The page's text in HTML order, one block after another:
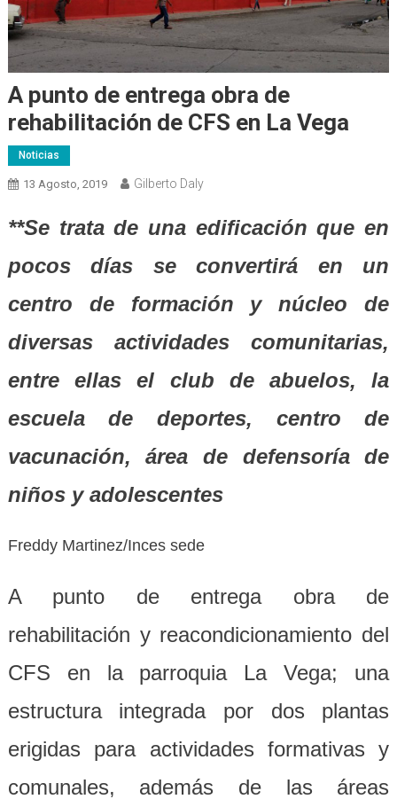
A punto de entrega obra de
rehabilitación de CFS en La Vega
Noticias
13 Agosto, 2019 Gilberto Daly
**Se trata de una edificación que en
pocos días se convertirá en un
centro de formación y núcleo de
diversas actividades comunitarias,
entre ellas el club de abuelos, la
escuela de deportes, centro de
vacunación, área de defensoría de
niños y adolescentes
Freddy Martinez/Inces sede
A punto de entrega obra de
rehabilitación y reacondicionamiento del
CFS en la parroquia La Vega; una
estructura integrada por dos plantas
erigidas para actividades formativas y
comunales, además de las áreas